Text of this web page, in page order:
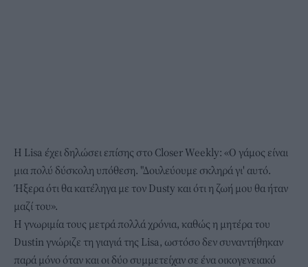
Η Lisa έχει δηλώσει επίσης στο Closer Weekly: «Ο γάμος είναι
μια πολύ δύσκολη υπόθεση. "Δουλεύουμε σκληρά γι' αυτό.
Ήξερα ότι θα κατέληγα με τον Dusty και ότι η ζωή μου θα ήταν
μαζί του».
Η γνωριμία τους μετρά πολλά χρόνια, καθώς η μητέρα του
Dustin γνώριζε τη γιαγιά της Lisa, ωστόσο δεν συναντήθηκαν
παρά μόνο όταν και οι δύο συμμετείχαν σε ένα οικογενειακό